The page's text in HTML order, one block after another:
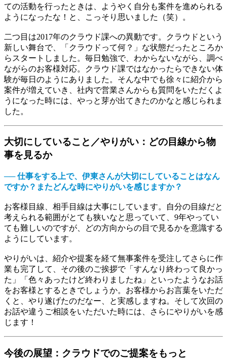
ての活動を行ったときは、ようやく自分も案件を進められる
ようになったな！と、こっそり思いました（笑）。
二つ目は2017年のクラウド課への異動です。クラウドという
新しい舞台で、「クラウドって何？」な状態だったところか
らスタートしました。毎日勉強で、わからないながら、調べ
ながらのお客様対応。クラウド課ではなかったらできない体
験が毎日のようにありました。そんな中でも徐々に紹介から
案件が増えていき、社内で営業さんからも質問をいただくよ
うになった時には、やっと芽が出てきたのかなと感じられま
した。
大切にしていること／やりがい：どの目線から物
事を見るか
── 仕事をする上で、伊東さんが大切にしていることはなん
ですか？またどんな時にやりがいを感じますか？
お客様目線、相手目線は大事にしています。自分の目線だと
考えられる範囲がとても狭いなと思っていて、9年やってい
ても難しいのですが、どの方向からの目で見るかを意識する
ようにしています。
やりがいは、紹介や提案を経て無事案件を受注してさらに作
業も完了して、その後のご挨拶で「すんなり終わって良かっ
た」「色々あったけど終わりましたね」といったようなお話
をお客様とするときでしょうか。お客様からお言葉をいただ
くと、やり遂げたのだなー、と実感しますね。そして次回の
お話や違うご相談をいただいた時には、さらにやりがいを感
じます！
今後の展望：クラウドでのご提案をもっと